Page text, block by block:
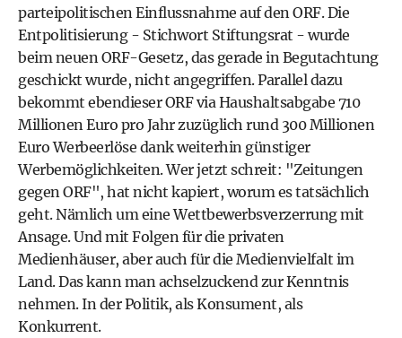
parteipolitischen Einflussnahme auf den ORF. Die
Entpolitisierung - Stichwort Stiftungsrat - wurde
beim neuen ORF-Gesetz, das gerade in Begutachtung
geschickt wurde, nicht angegriffen. Parallel dazu
bekommt ebendieserORF via Haushaltsabgabe 710
Millionen Euro pro Jahr zuzüglich rund 300 Millionen
Euro Werbeerlöse dank weiterhin günstiger
Werbemöglichkeiten. Wer jetzt schreit: "Zeitungen
gegen ORF", hat nicht kapiert, worum es tatsächlich
geht. Nämlich um eine Wettbewerbsverzerrung mit
Ansage. Und mit Folgen für die privaten
Medienhäuser, aber auch für die Medienvielfalt im
Land. Das kann man achselzuckend zur Kenntnis
nehmen. In der Politik, als Konsument, als
Konkurrent.